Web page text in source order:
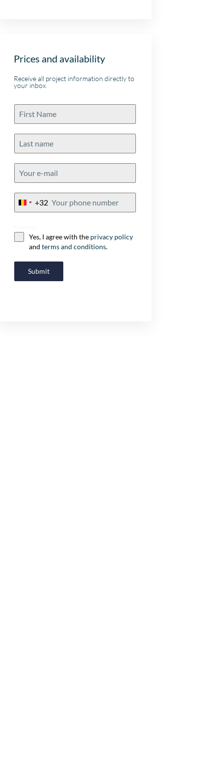
Prices and availability
Receive all project information directly to
your inbox.
Belgium
+32
Yes, I agree with the privacy policy
and terms and conditions.
Submit